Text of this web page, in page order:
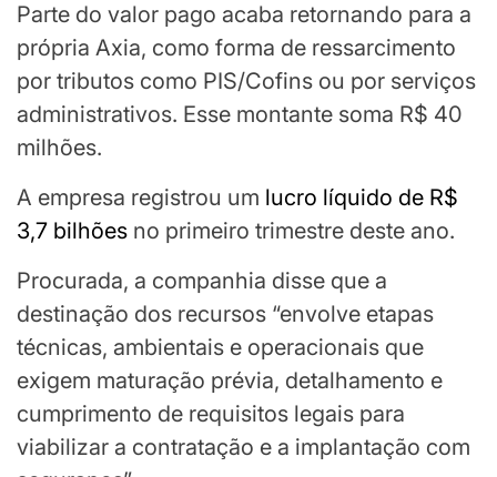
Parte do valor pago acaba retornando para a
própria Axia, como forma de ressarcimento
por tributos como PIS/Cofins ou por serviços
administrativos. Esse montante soma R$ 40
milhões.
A empresa registrou um lucro líquido de R$
3,7 bilhões no primeiro trimestre deste ano.
Procurada, a companhia disse que a
destinação dos recursos “envolve etapas
técnicas, ambientais e operacionais que
exigem maturação prévia, detalhamento e
cumprimento de requisitos legais para
viabilizar a contratação e a implantação com